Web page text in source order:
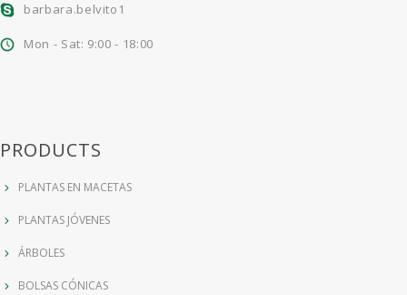
barbara.belvito1
Mon - Sat: 9:00 - 18:00
PRODUCTS
PLANTAS EN MACETAS
PLANTAS JÓVENES
ÁRBOLES
BOLSAS CÓNICAS